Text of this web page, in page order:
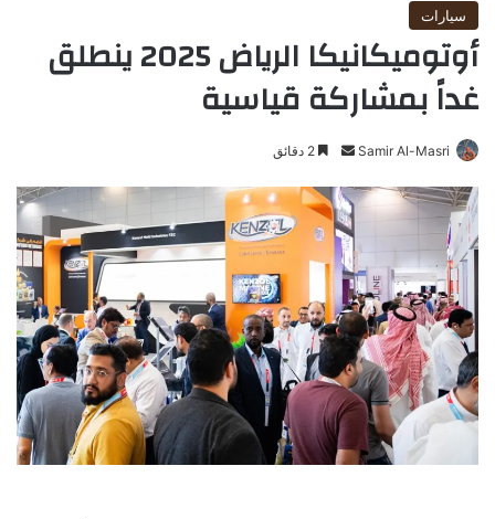
سيارات
أوتوميكانيكا الرياض 2025 ينطلق
غداً بمشاركة قياسية
Samir Al-Masri
س
ل
ب
ي
د
إ
ل
ك
ت